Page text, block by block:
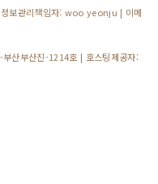
보관리책임자: woo yeonju | 이메
부산부산진-1214호 | 호스팅제공자: